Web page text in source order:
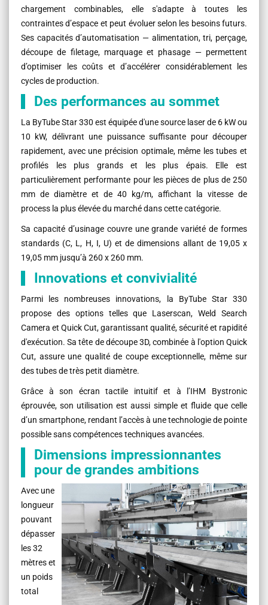
chargement combinables, elle s'adapte à toutes les
contraintes d’espace et peut évoluer selon les besoins futurs.
Ses capacités d’automatisation — alimentation, tri, perçage,
découpe de filetage, marquage et phasage — permettent
d’optimiser les coûts et d’accélérer considérablement les
cycles de production.
Des performances au sommet
La ByTube Star 330 est équipée d'une source laser de 6 kW ou
10 kW, délivrant une puissance suffisante pour découper
rapidement, avec une précision optimale, même les tubes et
profilés les plus grands et les plus épais. Elle est
particulièrement performante pour les pièces de plus de 250
mm de diamètre et de 40 kg/m, affichant la vitesse de
process la plus élevée du marché dans cette catégorie.
Sa capacité d’usinage couvre une grande variété de formes
standards (C, L, H, I, U) et de dimensions allant de 19,05 x
19,05 mm jusqu’à 260 x 260 mm.
Innovations et convivialité
Parmi les nombreuses innovations, la ByTube Star 330
propose des options telles que Laserscan, Weld Search
Camera et Quick Cut, garantissant qualité, sécurité et rapidité
d'exécution. Sa tête de découpe 3D, combinée à l'option Quick
Cut, assure une qualité de coupe exceptionnelle, même sur
des tubes de très petit diamètre.
Grâce à son écran tactile intuitif et à l’IHM Bystronic
éprouvée, son utilisation est aussi simple et fluide que celle
d’un smartphone, rendant l’accès à une technologie de pointe
possible sans compétences techniques avancées.
Dimensions impressionnantes
pour de grandes ambitions
Avec une
longueur
pouvant
dépasser
les 32
mètres et
un poids
total